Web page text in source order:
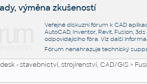
výměna zkušeností
Veřejné diskuzní fórum k CAD
AutoCAD, Inventor, Revit, Fusion,
odpovídajícího fóra. Viz další
Fórum nenahrazuje technický
- stavebnictví, strojírenství, CAD/GIS>